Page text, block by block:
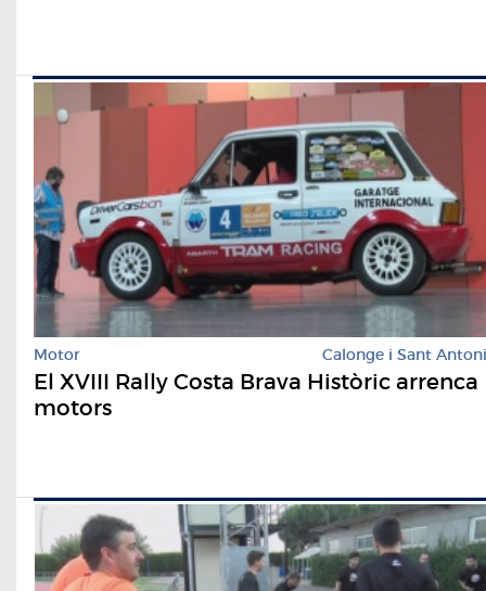
Motor Calonge i Sant Antoni
El XVIII Rally Costa Brava Històric arrenca
motors